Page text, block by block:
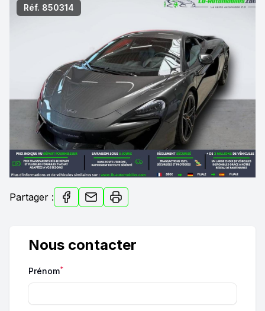
Réf. 850314
Partager :
Nous contacter
Prénom*